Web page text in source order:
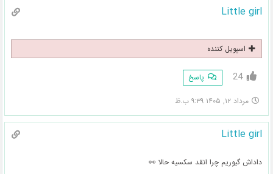
Little girl
اسپویل کننده
24 پاسخ
مرداد ۱۲, ۱۴۰۵ ۹:۳۹ ب.ظ
Little girl
داداش گیوریم چرا انقد سکسیه حالا 👀